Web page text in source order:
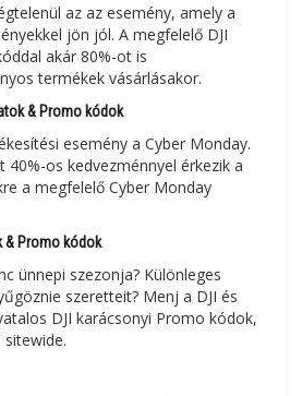
az az esemény, amely a
jön jól. A megfelelő DJI
akár 80%-ot is
termékek vásárlásakor.
& Promo kódok
esemény a Cyber Monday.
40%-os kedvezménnyel érkezik a
a megfelelő Cyber Monday
& Promo kódok
ünnepi szezonja? Különleges
szeretteit? Menj a DJI és
DJI karácsonyi Promo kódok,
sitewide.